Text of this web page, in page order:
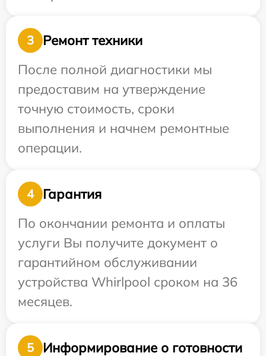
3
Ремонт техники
После полной диагностики мы
предоставим на утверждение
точную стоимость, сроки
выполнения и начнем ремонтные
операции.
4
Гарантия
По окончании ремонта и оплаты
услуги Вы получите документ о
гарантийном обслуживании
устройства Whirlpool сроком на 36
месяцев.
5
Информирование о готовности